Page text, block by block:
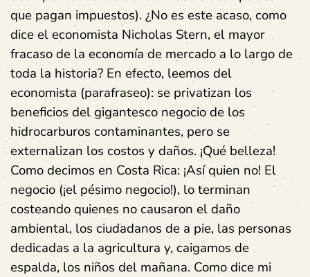
que pagan impuestos). ¿No es este acaso, como
dice el economista Nicholas Stern, el mayor
fracaso de la economía de mercado a lo largo de
toda la historia? En efecto, leemos del
economista (parafraseo): se privatizan los
beneficios del gigantesco negocio de los
hidrocarburos contaminantes, pero se
externalizan los costos y daños. ¡Qué belleza!
Como decimos en Costa Rica: ¡Así quien no! El
negocio (¡el pésimo negocio!), lo terminan
costeando quienes no causaron el daño
ambiental, los ciudadanos de a pie, las personas
dedicadas a la agricultura y, caigamos de
espalda, los niños del mañana. Como dice mi